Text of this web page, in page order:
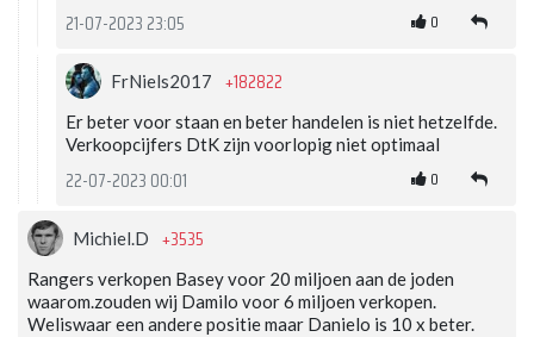
21-07-2023 23:05 0
FrNiels2017 +182822
Er beter voor staan en beter handelen is niet hetzelfde.
Verkoopcijfers DtK zijn voorlopig niet optimaal
22-07-2023 00:01 0
Michiel.D +3535
Rangers verkopen Basey voor 20 miljoen aan de joden
waarom.zouden wij Damilo voor 6 miljoen verkopen.
Weliswaar een andere positie maar Danielo is 10 x beter.